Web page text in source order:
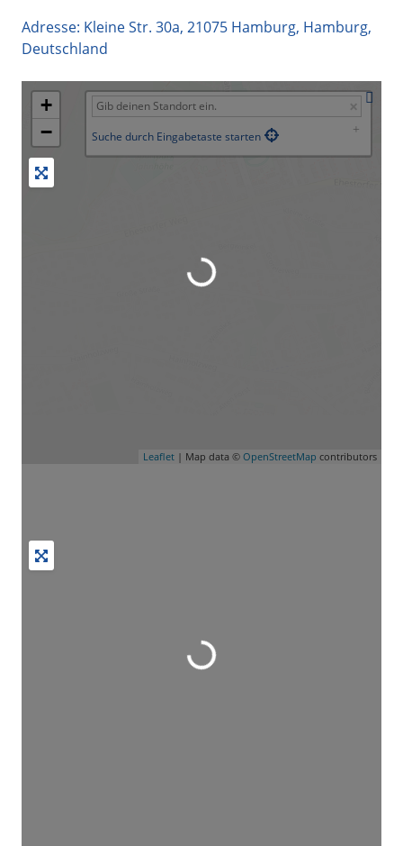
Adresse: Kleine Str. 30a, 21075 Hamburg, Hamburg,
Deutschland
+
−
Suche durch Eingabetaste starten
Leaflet | Map data © OpenStreetMap contributors
Wird geladen …